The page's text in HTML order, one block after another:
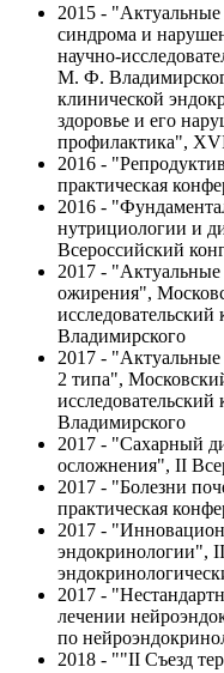
2015 - "Актуальные
синдрома и
научно-
М. Ф.
клинической
здоровье и его
профилактика",
2016 -
практическая
2016 -
нутрициологии и
Всероссийский
2017 -
ожирения",
Владимирского
2017 - "Актуальные
2 типа",
Владимирского
2017 - "Сахарный
осложнения", II
2017 - "Болезни
практическая
2017 -
эндокринологии",
2017 -
лечении
по
2018 - ""II Съезд